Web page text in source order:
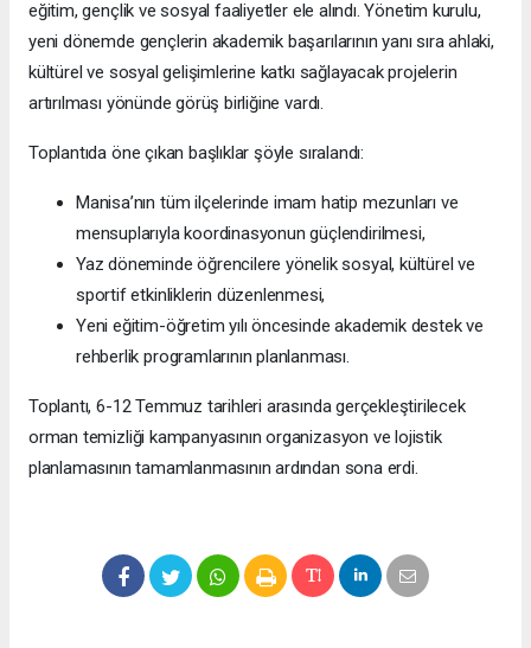
eğitim, gençlik ve sosyal faaliyetler ele alındı. Yönetim kurulu,
yeni dönemde gençlerin akademik başarılarının yanı sıra ahlaki,
kültürel ve sosyal gelişimlerine katkı sağlayacak projelerin
artırılması yönünde görüş birliğine vardı.
Toplantıda öne çıkan başlıklar şöyle sıralandı:
Manisa’nın tüm ilçelerinde imam hatip mezunları ve
mensuplarıyla koordinasyonun güçlendirilmesi,
Yaz döneminde öğrencilere yönelik sosyal, kültürel ve
sportif etkinliklerin düzenlenmesi,
Yeni eğitim-öğretim yılı öncesinde akademik destek ve
rehberlik programlarının planlanması.
Toplantı, 6-12 Temmuz tarihleri arasında gerçekleştirilecek
orman temizliği kampanyasının organizasyon ve lojistik
planlamasının tamamlanmasının ardından sona erdi.